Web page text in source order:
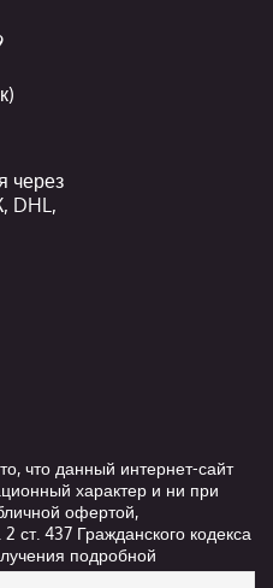
через
DHL,
что данный интернет-сайт
характер и ни при
офертой,
437 Гражданского кодекса
подробной
выполнения услуг,